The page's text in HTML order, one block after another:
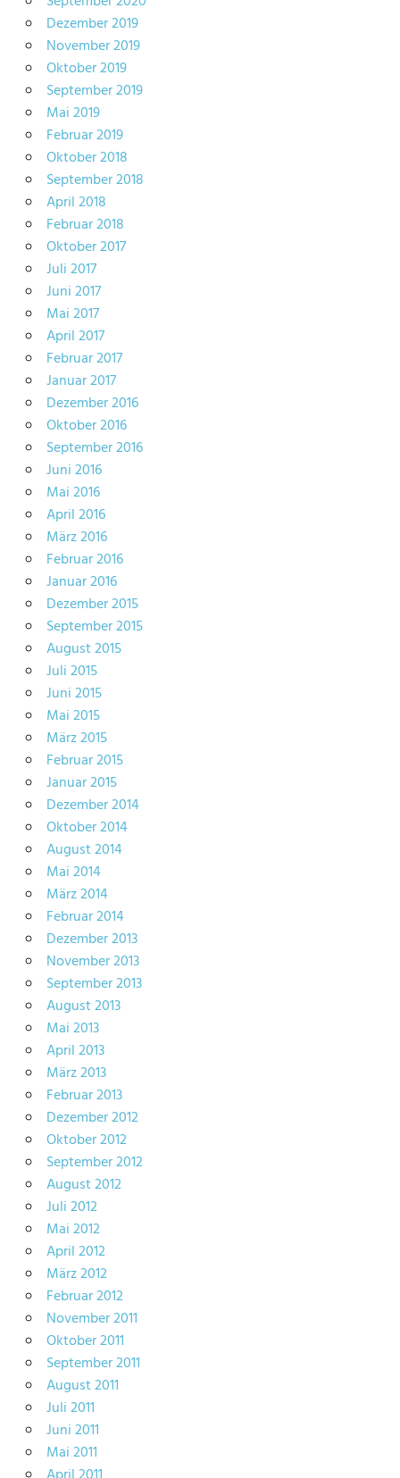
Dezember 2019
November 2019
Oktober 2019
September 2019
Mai 2019
Februar 2019
Oktober 2018
September 2018
April 2018
Februar 2018
Oktober 2017
Juli 2017
Juni 2017
Mai 2017
April 2017
Februar 2017
Januar 2017
Dezember 2016
Oktober 2016
September 2016
Juni 2016
Mai 2016
April 2016
März 2016
Februar 2016
Januar 2016
Dezember 2015
September 2015
August 2015
Juli 2015
Juni 2015
Mai 2015
März 2015
Februar 2015
Januar 2015
Dezember 2014
Oktober 2014
August 2014
Mai 2014
März 2014
Februar 2014
Dezember 2013
November 2013
September 2013
August 2013
Mai 2013
April 2013
März 2013
Februar 2013
Dezember 2012
Oktober 2012
September 2012
August 2012
Juli 2012
Mai 2012
April 2012
März 2012
Februar 2012
November 2011
Oktober 2011
September 2011
August 2011
Juli 2011
Juni 2011
Mai 2011